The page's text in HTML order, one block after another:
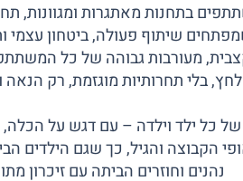
בתחנות מאתגרות ומגוונות,
שיתוף פעולה, ביטחון עצמי
מעורבות גבוהה של כל
לחץ, בלי תחרותיות מוגזמת, רק הנאה
כל ילד וילדה – עם דגש על
הקבוצה והגיל, כך שגם הילדים
נהנים וחוזרים הביתה עם זיכרון